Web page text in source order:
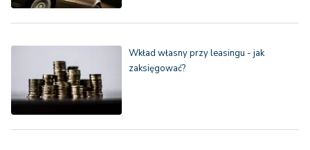
Wkład własny przy leasingu - jak
zaksięgować?